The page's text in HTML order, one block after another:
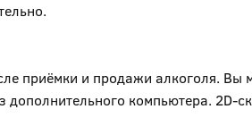
приёмки и продажи алкоголя. Вы
компьютера. 2D-